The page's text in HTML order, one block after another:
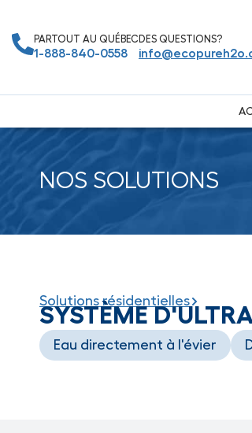
PARTOUT AU QUÉBEC
1-888-840-0558
DES QUESTIONS?
NOS SOLUTIONS
Solutions résidentielles
SYSTÈME
Eau directement à l'évier